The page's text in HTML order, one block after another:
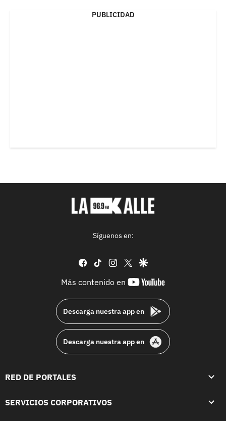
PUBLICIDAD
Síguenos en:
facebook
tiktok instagram
twittergoogle
Más contenido en
youtube-
Descarga nuestra app en
Descarga nuestra app en
RED DE PORTALES
SERVICIOS CORPORATIVOS